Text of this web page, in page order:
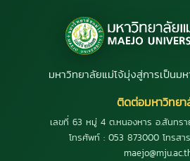
มหาวิทยาลัยแม่โจ้มุ่งสู่การเป็นม
ติดต่อมหาวิทยา
เลขที่ 63 หมู่ 4 ต.หนองหาร อ.สันทร
โทรศัพท์ : 053 873000 โทรสา